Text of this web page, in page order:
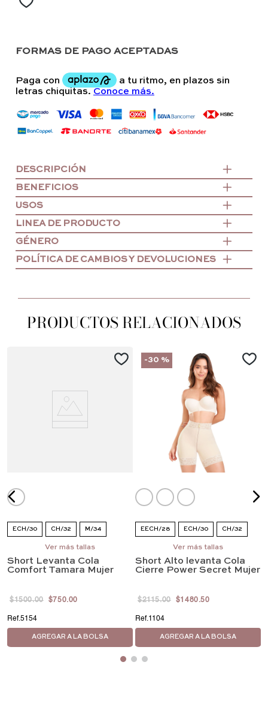
FORMAS DE PAGO ACEPTADAS
DESCRIPCIÓN
BENEFICIOS
USOS
LINEA DE PRODUCTO
GÉNERO
POLÍTICA DE CAMBIOS Y DEVOLUCIONES
PRODUCTOS RELACIONADOS
ECH/30 CH/32 M/34
EG/38
Ver más tallas
Short Levanta Cola
Comfort Tamara Mujer
$1500.00 $750.00
5154
AGREGAR A LA BOLSA
-30 %
EECH/28 ECH/30 CH/32
G/36 EG/38
EEG/40 EEEG/42
Ver más tallas
Short Alto levanta Cola
Cierre Power Secret Mujer
$2115.00 $1480.50
1104
AGREGAR A LA BOLSA